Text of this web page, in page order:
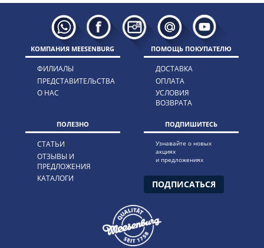
КОМПАНИЯ MEESENBURG
ФИЛИАЛЫ
ПРЕДСТАВИТЕЛЬСТВА
О НАС
ПОМОЩЬ ПОКУПАТЕЛЮ
ДОСТАВКА
ОПЛАТА
УСЛОВИЯ
ВОЗВРАТА
ПОЛЕЗНО
СТАТЬИ
ОТЗЫВЫ И
ПРЕДЛОЖЕНИЯ
КАТАЛОГИ
ПОДПИШИТЕСЬ
Узнавайте о новых
акциях
и предложениях
ПОДПИСАТЬСЯ